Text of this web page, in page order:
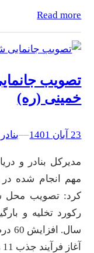
Read more
تصویب
خمینی (ره)
23 آبان 1401 –
–
مدیرکل بنادر و
مهم انجام شده در
کرد: تصویب محل
آغاز فرآیند جذب 11 هزار تن فرآورده های…